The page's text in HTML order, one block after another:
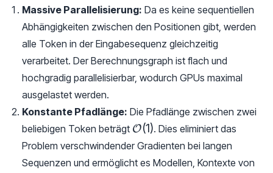
Massive Parallelisierung: Da es keine sequentiellen
Abhängigkeiten zwischen den Positionen gibt, werden
alle Token in der Eingabesequenz gleichzeitig
verarbeitet. Der Berechnungsgraph ist flach und
hochgradig parallelisierbar, wodurch GPUs maximal
ausgelastet werden.
Konstante Pfadlänge: Die Pfadlänge zwischen zwei
beliebigen Token beträgt \mathcal{O}
(1)
O(1). Dies eliminiert das
Problem verschwindender Gradienten bei langen
Sequenzen und ermöglicht es Modellen, Kontexte von